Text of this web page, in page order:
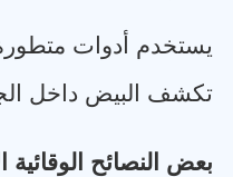
يستخدم أدوات
تكشف البيض داخل
بعض النصائح الوقائية